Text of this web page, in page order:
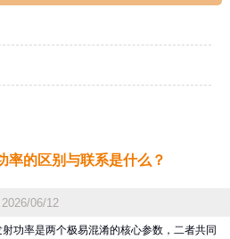
率的区别与联系是什么？
2026/06/12
功率是两个极易混淆的核心参数，二者共同